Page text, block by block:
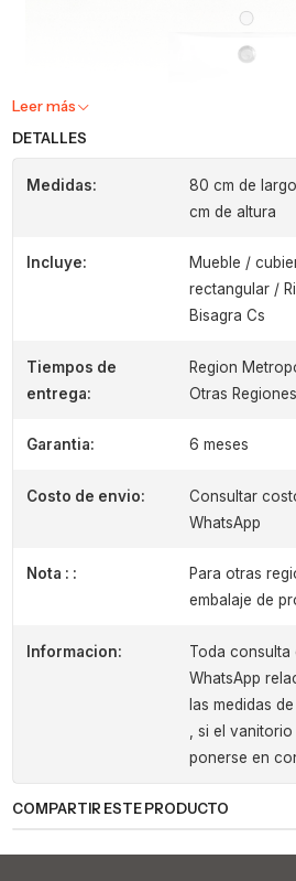
Leer más
DETALLES
Medidas:
80 cm de
cm de altura
Incluye:
Mueble /
rectangular /
Bisagra Cs
Tiempos de
entrega:
Region
Otras
Garantia: 6 meses
Costo de envio:
Consultar
WhatsApp
Nota : :
Para otras
embalaje de
Informacion:
Toda consulta
WhatsApp
las medidas
, si el
ponerse en
COMPARTIR ESTE PRODUCTO